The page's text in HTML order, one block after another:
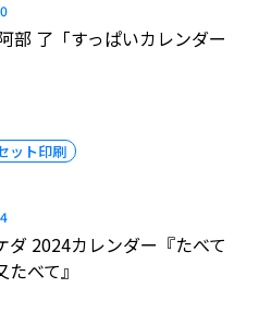
部 了「すっぱいカレンダー
ット印刷
ダ 2024カレンダー『たべて
べて』